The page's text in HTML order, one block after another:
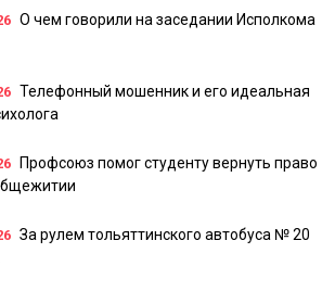
О чем говорили на заседании Исполкома
Телефонный мошенник и его идеальная
Профсоюз помог студенту вернуть право
За рулем тольяттинского автобуса № 20